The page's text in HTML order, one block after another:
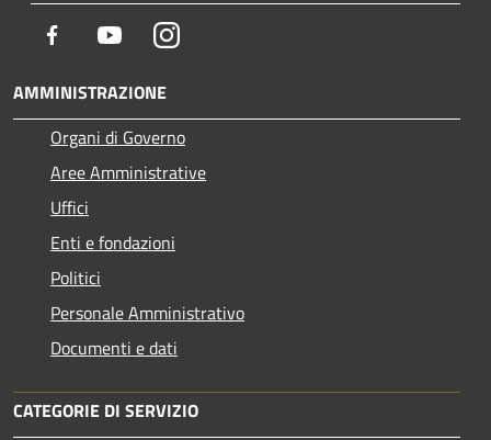
Facebook YoutubeInstagram
AMMINISTRAZIONE
Organi di Governo
Aree Amministrative
Uffici
Enti e fondazioni
Politici
Personale Amministrativo
Documenti e dati
CATEGORIE DI SERVIZIO